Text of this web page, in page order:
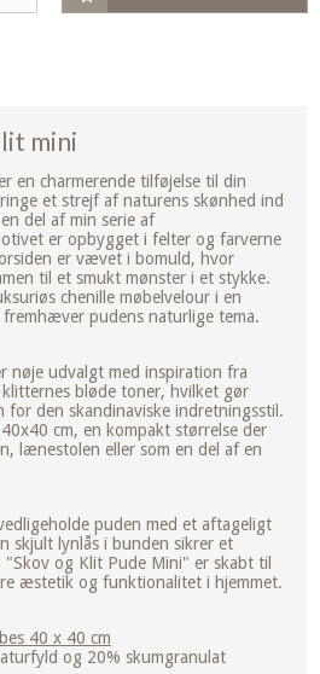
mini
en charmerende tilføjelse til din
et strejf af naturens skønhed ind
del af min serie af
er opbygget i felter og farverne
er vævet i bomuld, hvor
til et smukt mønster i et stykke.
chenille møbelvelour i en
pudens naturlige tema.
nøje udvalgt med inspiration fra
bløde toner, hvilket gør
den skandinaviske indretningsstil.
cm, en kompakt størrelse der
lænestolen eller som en del af en
puden med et aftageligt
skjult lynlås i bunden sikrer et
og Klit Pude Mini" er skabt til
æstetik og funktionalitet i hjemmet.
40 x 40 cm
og 20% skumgranulat